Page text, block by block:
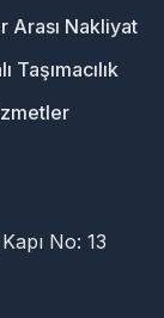
Arası Nakliyat
Taşımacılık
No: 13